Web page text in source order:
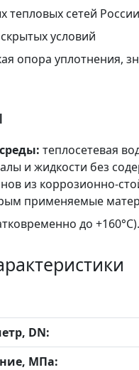
тепловых сетей России
условий
опора уплотнения,
теплосетевая
и жидкости без
из коррозионно-
применяемые
до +160°C).
DN:
МПа: